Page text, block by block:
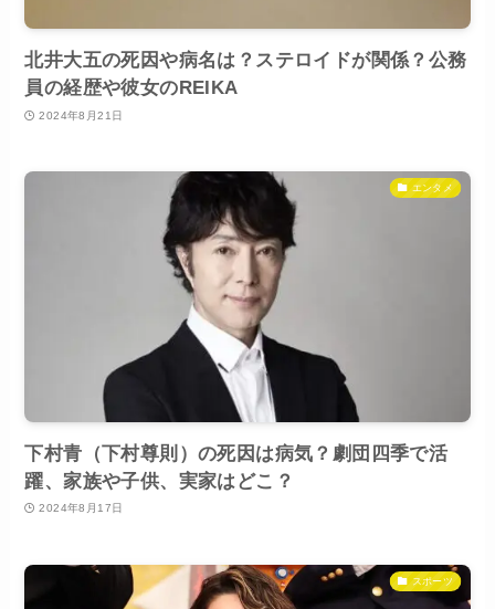
北井大五の死因や病名は？ステロイドが関係？公務
員の経歴や彼女のREIKA
2024年8月21日
エンタメ
下村青（下村尊則）の死因は病気？劇団四季で活
躍、家族や子供、実家はどこ？
2024年8月17日
スポーツ